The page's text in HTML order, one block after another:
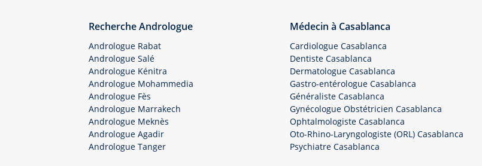
Recherche Andrologue
Andrologue Rabat
Andrologue Salé
Andrologue Kénitra
Andrologue Mohammedia
Andrologue Fès
Andrologue Marrakech
Andrologue Meknès
Andrologue Agadir
Andrologue Tanger
Médecin à Casablanca
Cardiologue Casablanca
Dentiste Casablanca
Dermatologue Casablanca
Gastro-entérologue Casablanca
Généraliste Casablanca
Gynécologue Obstétricien Casablanca
Ophtalmologiste Casablanca
Oto-Rhino-Laryngologiste (ORL) Casablanca
Psychiatre Casablanca